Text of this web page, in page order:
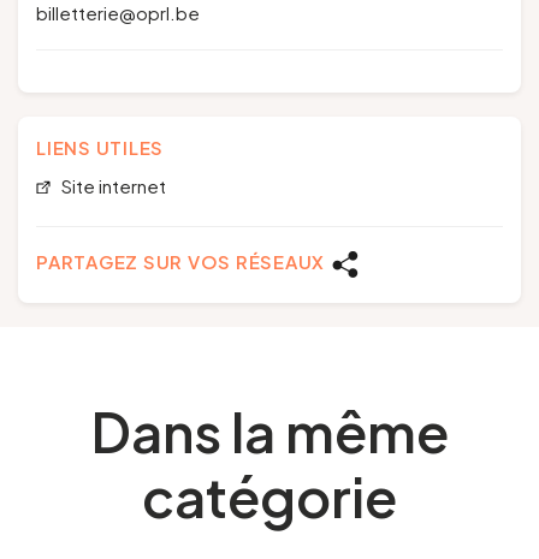
billetterie@oprl.be
LIENS UTILES
Site internet
PARTAGEZ SUR VOS RÉSEAUX
Dans la même
catégorie